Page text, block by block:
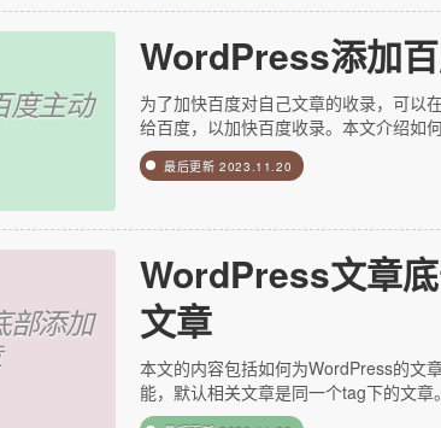
度主动
WordPress添加
为了加快百度对自己文章的收录，可以
给百度，以加快百度收录。本文介绍如
最后更新2023.11.20
部添加
WordPress文章
文章
本文的内容包括如何为WordPress的文
能，默认相关文章是同一个tag下的文章